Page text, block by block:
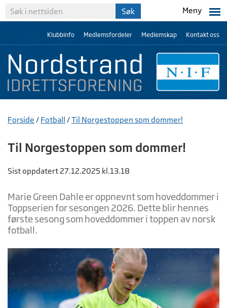
Meny
Klubbinfo Medlemsfordeler Medlemskap Kontakt oss
Forside / Fotball /Til Norgestoppen som dommer!
Til Norgestoppen som dommer!
Sist oppdatert 27.12.2025 kl.13.18
Marie Green Dahle er oppnevnt som hoveddommer i
Toppserien for sesongen 2026. Dette blir hennes
første sesong som hoveddommer i toppen av norsk
fotball.